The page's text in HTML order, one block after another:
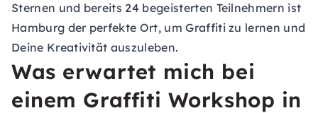
Sternen und bereits 24 begeisterten Teilnehmern ist
Hamburg der perfekte Ort, um Graffiti zu lernen und
Deine Kreativität auszuleben.
Was erwartet mich bei
einem Graffiti Workshop in